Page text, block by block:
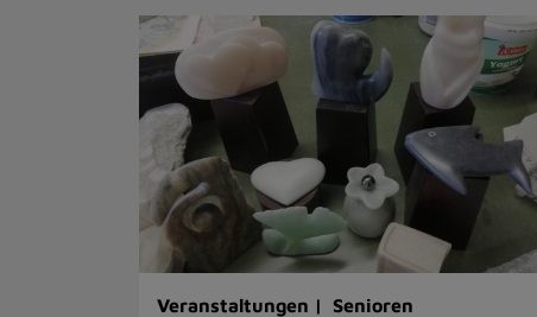
Veranstaltungen | Senioren